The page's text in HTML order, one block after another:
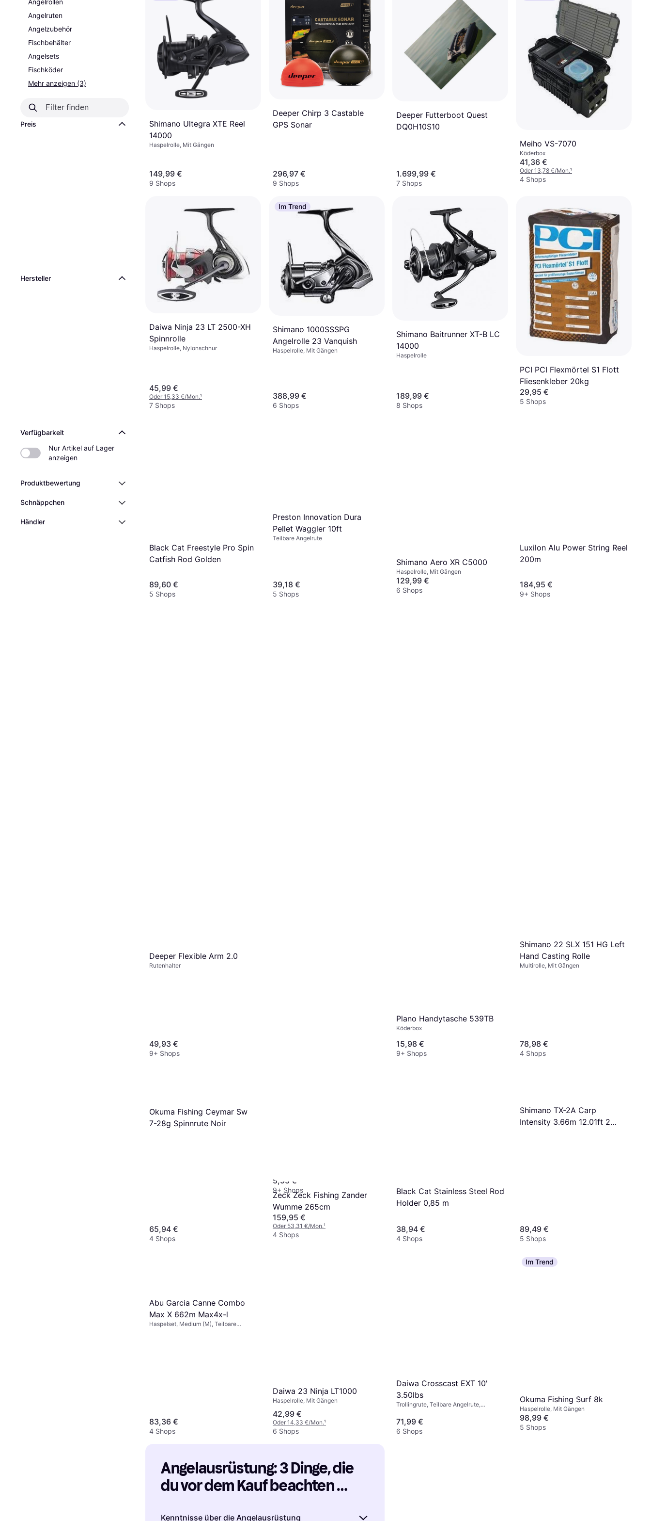
Angelrollen
Angelruten
Angelzubehör
Fischbehälter
Angelsets
Fischköder
Mehr anzeigen (3)
Preis
Hersteller
Verfügbarkeit
Nur Artikel auf Lager
anzeigen
Produktbewertung
Schnäppchen
Händler
Shimano Ultegra XTE Reel
14000
Haspelrolle, Mit Gängen
149,99 €
9 Shops
Deeper Chirp 3 Castable
GPS Sonar
296,97 €
9 Shops
Deeper Futterboot Quest
DQ0H10S10
1.699,99 €
7 Shops
Meiho VS-7070
Köderbox
41,36 €
Oder 13,78 €/Mon.¹
4 Shops
Daiwa Ninja 23 LT 2500-XH
Spinnrolle
Haspelrolle, Nylonschnur
45,99 €
Oder 15,33 €/Mon.¹
7 Shops
Im Trend
Shimano 1000SSSPG
Angelrolle 23 Vanquish
Haspelrolle, Mit Gängen
388,99 €
6 Shops
Shimano Baitrunner XT-B LC
14000
Haspelrolle
189,99 €
8 Shops
PCI PCI Flexmörtel S1 Flott
Fliesenkleber 20kg
29,95 €
5 Shops
Black Cat Freestyle Pro Spin
Catfish Rod Golden
89,60 €
5 Shops
Preston Innovation Dura
Pellet Waggler 10ft
Teilbare Angelrute
39,18 €
5 Shops
Shimano Aero XR C5000
Haspelrolle, Mit Gängen
129,99 €
6 Shops
Luxilon Alu Power String Reel
200m
184,95 €
9+ Shops
Deeper Flexible Arm 2.0
Rutenhalter
49,93 €
9+ Shops
5,95 €
9+ Shops
Plano Handytasche 539TB
Köderbox
15,98 €
9+ Shops
Shimano 22 SLX 151 HG Left
Hand Casting Rolle
Multirolle, Mit Gängen
78,98 €
4 Shops
Okuma Fishing Ceymar Sw
7-28g Spinnrute Noir
65,94 €
4 Shops
Zeck Zeck Fishing Zander
Wumme 265cm
159,95 €
Oder 53,31 €/Mon.¹
4 Shops
Black Cat Stainless Steel Rod
Holder 0,85 m
38,94 €
4 Shops
Shimano TX-2A Carp
Intensity 3.66m 12.01ft 2
89,49 €
5 Shops
Abu Garcia Canne Combo
Max X 662m Max4x-l
Haspelset, Medium (M), Teilbare
83,36 €
4 Shops
Daiwa 23 Ninja LT1000
Haspelrolle, Mit Gängen
42,99 €
Oder 14,33 €/Mon.¹
6 Shops
Daiwa Crosscast EXT 10'
3.50lbs
Trollingrute, Teilbare Angelrute,
71,99 €
6 Shops
Im Trend
Okuma Fishing Surf 8k
Haspelrolle, Mit Gängen
98,99 €
5 Shops
Angelausrüstung: 3 Dinge, die
du vor dem Kauf beachten
Kenntnisse über die Angelausrüstung